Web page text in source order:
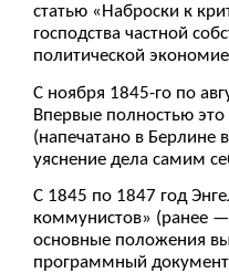
статью «Наброски к
господства частной
политической
С ноября 1845-го по
Впервые полностью
(напечатано в
уяснение дела самим
С 1845 по 1847 год
коммунистов» (ранее
основные положения
программный документ